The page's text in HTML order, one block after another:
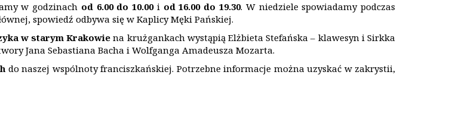
w godzinach od 6.00 do 10.00i od 16.00 do 19.30. W niedziele spowiadamy podczas
spowiedź odbywa się w Kaplicy Męki Pańskiej.
w starym Krakowie na krużgankach wystąpią Elżbieta Stefańska – klawesyn i Sirkka
Jana Sebastiana Bacha i Wolfganga Amadeusza Mozarta.
do naszej wspólnoty franciszkańskiej. Potrzebne informacje można uzyskać w zakrystii,